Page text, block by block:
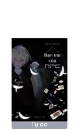
Tự do